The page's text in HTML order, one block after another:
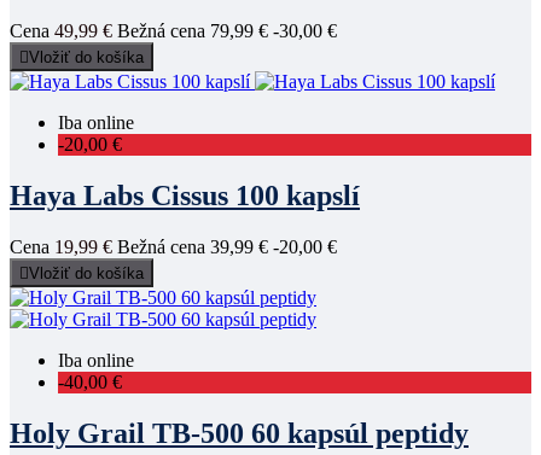
Cena 49,99 € Bežná cena 79,99 € -30,00 €
Vložiť do košíka
Iba online
-20,00 €
Haya Labs Cissus 100 kapslí
Cena 19,99 € Bežná cena 39,99 € -20,00 €
Vložiť do košíka
Iba online
-40,00 €
Holy Grail TB-500 60 kapsúl peptidy